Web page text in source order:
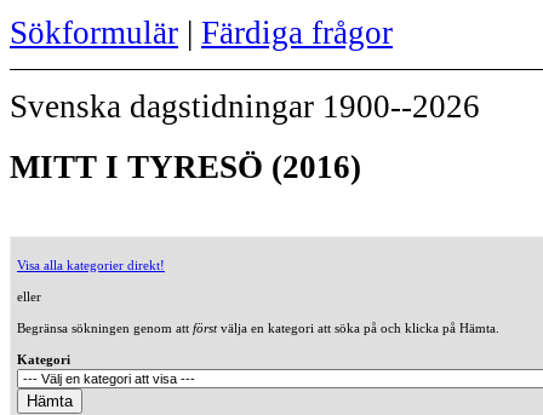
Sökformulär | Färdiga frågor
Svenska dagstidningar 1900--2026
MITT I TYRESÖ (2016)
Visa alla kategorier direkt!
eller
Begränsa sökningen genom att förstvälja en kategori att söka på och klicka på Hämta.
Kategori